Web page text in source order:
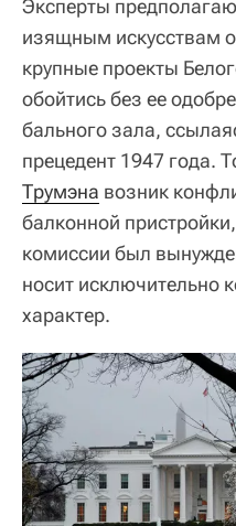
Эксперты
изящным искусствам
крупные проекты
обойтись без ее
бального зала,
прецедент 1947 года.
Трумэна возник
балконной
комиссии был
носит исключительно
характер.